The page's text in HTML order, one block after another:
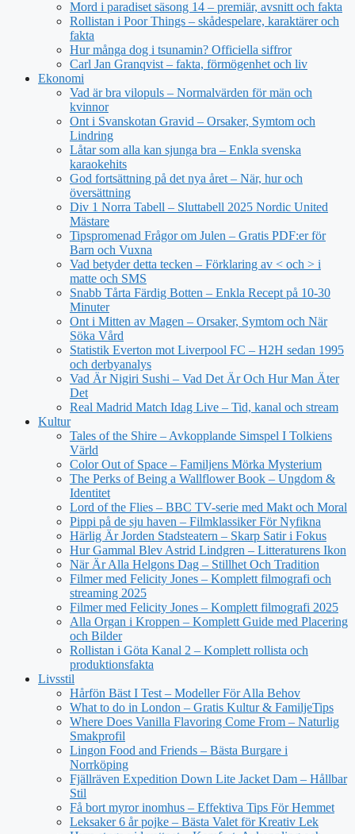
Mord i paradiset säsong 14 – premiär, avsnitt och fakta
Rollistan i Poor Things – skådespelare, karaktärer och
fakta
Hur många dog i tsunamin? Officiella siffror
Carl Jan Granqvist – fakta, förmögenhet och liv
Ekonomi
Vad är bra vilopuls – Normalvärden för män och
kvinnor
Ont i Svanskotan Gravid – Orsaker, Symtom och
Lindring
Låtar som alla kan sjunga bra – Enkla svenska
karaokehits
God fortsättning på det nya året – När, hur och
översättning
Div 1 Norra Tabell – Sluttabell 2025 Nordic United
Mästare
Tipspromenad Frågor om Julen – Gratis PDF:er för
Barn och Vuxna
Vad betyder detta tecken – Förklaring av < och > i
matte och SMS
Snabb Tårta Färdig Botten – Enkla Recept på 10-30
Minuter
Ont i Mitten av Magen – Orsaker, Symtom och När
Söka Vård
Statistik Everton mot Liverpool FC – H2H sedan 1995
och derbyanalys
Vad Är Nigiri Sushi – Vad Det Är Och Hur Man Äter
Det
Real Madrid Match Idag Live – Tid, kanal och stream
Kultur
Tales of the Shire – Avkopplande Simspel I Tolkiens
Värld
Color Out of Space – Familjens Mörka Mysterium
The Perks of Being a Wallflower Book – Ungdom &
Identitet
Lord of the Flies – BBC TV-serie med Makt och Moral
Pippi på de sju haven – Filmklassiker För Nyfikna
Härlig Är Jorden Stadsteatern – Skarp Satir i Fokus
Hur Gammal Blev Astrid Lindgren – Litteraturens Ikon
När Är Alla Helgons Dag – Stillhet Och Tradition
Filmer med Felicity Jones – Komplett filmografi och
streaming 2025
Filmer med Felicity Jones – Komplett filmografi 2025
Alla Organ i Kroppen – Komplett Guide med Placering
och Bilder
Rollistan i Göta Kanal 2 – Komplett rollista och
produktionsfakta
Livsstil
Hårfön Bäst I Test – Modeller För Alla Behov
What to do in London – Gratis Kultur & FamiljeTips
Where Does Vanilla Flavoring Come From – Naturlig
Smakprofil
Lingon Food and Friends – Bästa Burgare i
Norrköping
Fjällräven Expedition Down Lite Jacket Dam – Hållbar
Stil
Få bort myror inomhus – Effektiva Tips För Hemmet
Leksaker 6 år pojke – Bästa Valet för Kreativ Lek